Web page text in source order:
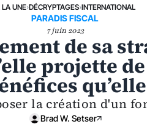
LA UNE›DÉCRYPTAGES›INTERNATIONAL
PARADIS FISCAL
7 juin 2023
de sa
projette
la création d'un
Brad W. Setser